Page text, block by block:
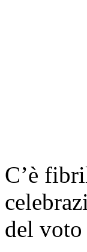
C’è
del voto